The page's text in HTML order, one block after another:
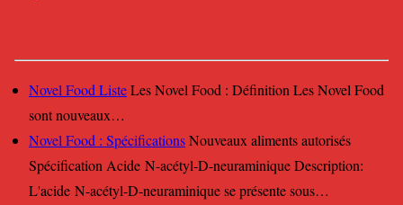
Novel Food ListeLes Novel Food : Définition Les Novel Food
sont nouveaux…
Novel Food : SpécificationsNouveaux aliments autorisés
Spécification Acide N-acétyl-D-neuraminique Description:
L'acide N-acétyl-D-neuraminique se présente sous…